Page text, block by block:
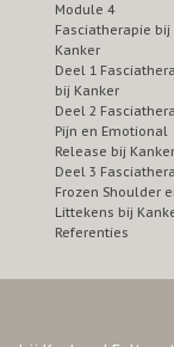
Module 4
Fasciatherapie bij
Kanker
Deel 1
bij Kanker
Deel 2
Pijn en Emotional
Release bij Kanker
Deel 3
Frozen Shoulder
Littekens bij
Referenties